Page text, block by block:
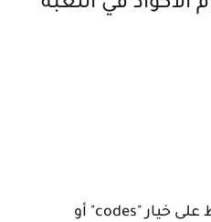
في اللعبة
من القائمة الرئيسية، اضغط على خيار "codes" أو